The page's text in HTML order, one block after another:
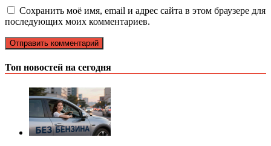
Сохранить моё имя, email и адрес сайта в этом браузере для
последующих моих комментариев.
Топ новостей на сегодня